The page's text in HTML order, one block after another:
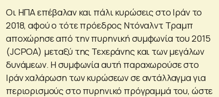
Οι ΗΠΑ επέβαλαν και πάλι κυρώσεις στο Ιράν το
2018, αφού ο τότε πρόεδρος Ντόναλντ Τραμπ
αποχώρησε από την πυρηνική συμφωνία του 2015
(JCPOA) μεταξύ της Τεχεράνης και των μεγάλων
δυνάμεων. Η συμφωνία αυτή παραχωρούσε στο
Ιράν χαλάρωση των κυρώσεων σε αντάλλαγμα για
περιορισμούς στο πυρηνικό πρόγραμμά του, ώστε